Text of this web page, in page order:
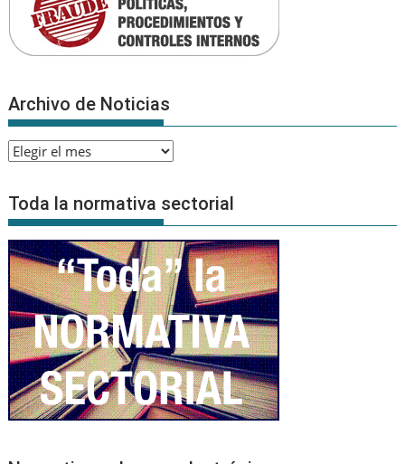
Archivo de Noticias
Archivo
Noticias
Toda la normativa sectorial